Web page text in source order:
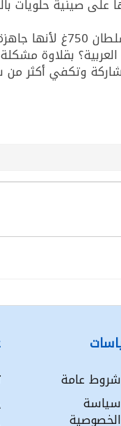
أسئلة شائعة وإجاباتها: ما أفضل
بسرعة؟ بقلاوة مشكلة السلطان
شروط عامة
سياسة
الخصوصية